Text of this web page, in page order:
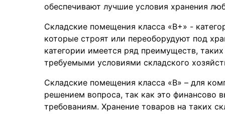
обеспечивают лучшие условия хранения
Складские помещения класса «B+» -
которые строят или переоборудуют под
категории имеется ряд преимуществ,
требуемыми условиями складского
Складские помещения класса «B» – для
решением вопроса, так как это финансово
требованиям. Хранение товаров на таких